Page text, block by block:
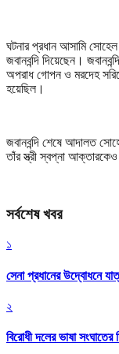
ঘটনার প্রধান আসামি
জবানবন্দি দিয়েছেন।
অপরাধ গোপন ও মরদেহ
হয়েছিল।
জবানবন্দি শেষে আদালত
তাঁর স্ত্রী স্বপ্না আক্তারকেও
সর্বশেষ খবর
১
সেনা প্রধানের উদ্বোধনে
২
বিরোধী দলের ভাষা